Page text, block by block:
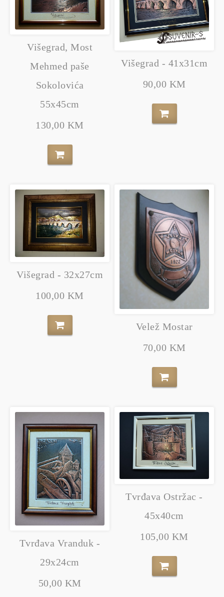
Višegrad, Most
Mehmed paše
Sokolovića
55x45cm
130,00 KM
Višegrad - 41x31cm
90,00 KM
Višegrad - 32x27cm
100,00 KM
Velež Mostar
70,00 KM
Tvrđava Vranduk -
29x24cm
50,00 KM
Tvrđava Ostržac -
45x40cm
105,00 KM